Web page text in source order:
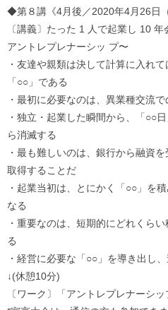
◆第８講《4月後／2020年4月26日
〔講義〕たった 1 人で起業し 10
アントレプレナーシッ プ〜
・友達や親類は決して計算に入れ
「○○」である
・最初に必要なのは、異業種交流
・独立・起業した瞬間から、「○○
ら消滅する
・最も難しいのは、銀行から融資
取得することだ
・起業当初は、とにかく「○○」を
なる
・重要なのは、短期的にどれくら
る
・経営に必要な「○○」を導き出し
↓(休憩10分)
〔ワーク〕「アントレプレナーシ